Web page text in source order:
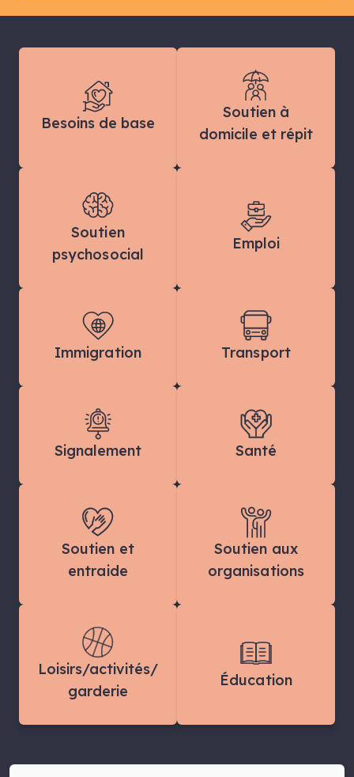
Besoins de base
Soutien à
domicile et répit
Soutien
psychosocial
Emploi
Immigration Transport
Signalement Santé
Soutien et
entraide
Soutien aux
organisations
Loisirs/activités/
garderie
Éducation